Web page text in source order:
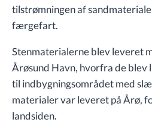
tilstrømningen af
færgefart.
Stenmaterialerne blev leveret
Årøsund Havn, hvorfra de blev
til indbygningsområdet med
materialer var leveret på Årø,
landsiden.